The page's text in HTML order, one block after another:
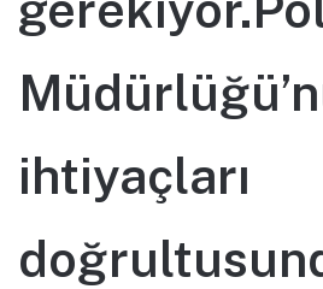
ihtiyaçları